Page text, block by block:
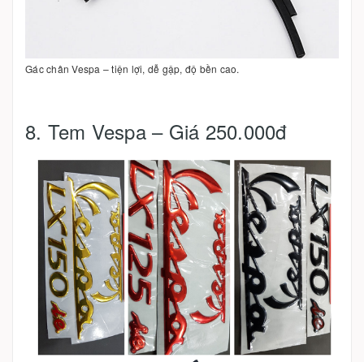
Gác chân Vespa – tiện lợi, dễ gập, độ bền cao.
8. Tem Vespa – Giá 250.000đ